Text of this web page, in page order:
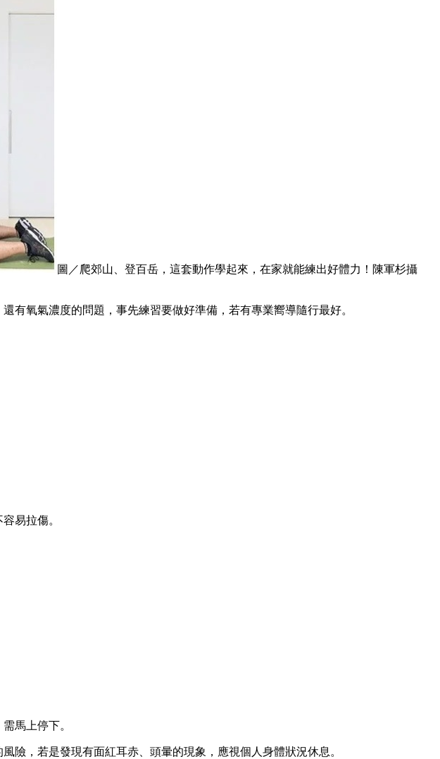
圖／爬郊山、登百岳，這套動作學起來，在家就能練出好體力！陳軍杉攝
有氧氣濃度的問題，事先練習要做好準備，若有專業嚮導隨行最好。
易拉傷。
馬上停下。
險，若是發現有面紅耳赤、頭暈的現象，應視個人身體狀況休息。